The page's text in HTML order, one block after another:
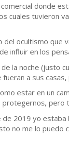
donde
cuales tuvieron
ocultismo que
influir en los
la noche (justo
a sus
estar en un
protegernos,
2019 yo
no me lo puedo